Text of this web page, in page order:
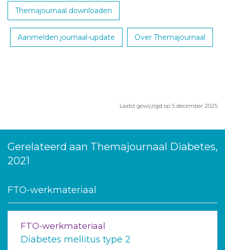
Themajournaal downloaden
Aanmelden journaal-update Over Themajournaal
Laatst gewijzigd op 5 december 2025
Gerelateerd aan Themajournaal Diabetes,
2021
FTO-werkmateriaal
FTO-werkmateriaal
Diabetes mellitus type 2